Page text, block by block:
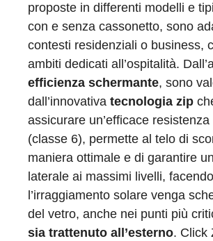
proposte in differenti modelli e
con e senza cassonetto, sono
contesti residenziali o business,
ambiti dedicati all’ospitalità.
efficienza schermante, sono
dall’innovativa tecnologia zip
assicurare un’efficace
(classe 6), permette al telo di
maniera ottimale e di garantire
laterale ai massimi livelli,
l’irraggiamento solare venga
del vetro, anche nei punti più
sia trattenuto all’esterno. Click